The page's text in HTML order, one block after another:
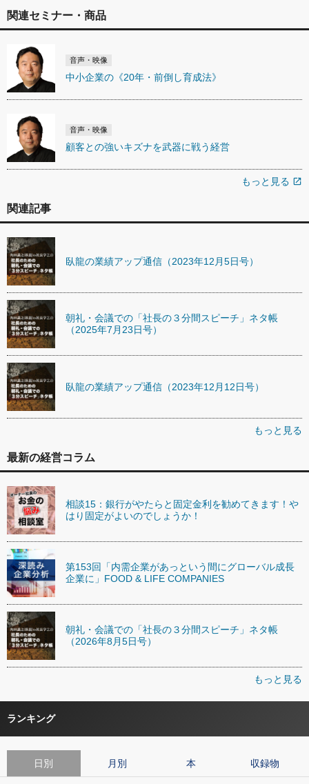
関連セミナー・商品
音声・映像
中小企業の《20年・前倒し育成法》
音声・映像
顧客との強いキズナを武器に戦う経営
もっと見る open_in_new
関連記事
臥龍の業績アップ通信（2023年12月5日号）
朝礼・会議での「社長の３分間スピーチ」ネタ帳
（2025年7月23日号）
臥龍の業績アップ通信（2023年12月12日号）
もっと見る
最新の経営コラム
相談15：銀行がやたらと固定金利を勧めてきます！や
はり固定がよいのでしょうか！
第153回「内需企業があっという間にグローバル成長
企業に」FOOD & LIFE COMPANIES
朝礼・会議での「社長の３分間スピーチ」ネタ帳
（2026年8月5日号）
もっと見る
ランキング
日別 月別 本 収録物